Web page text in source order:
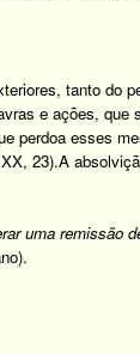
tanto do
e ações, que
perdoa esses
23).A
uma remissão